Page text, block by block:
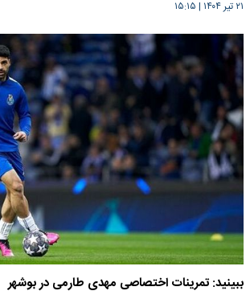
۲۱ تیر ۱۴۰۴ | ۱۵:۱۵
ببینید: تمرینات اختصاصی مهدی طارمی در بوشهر